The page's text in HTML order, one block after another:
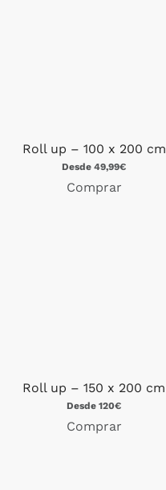
Roll up – 100 x 200 cm
Desde 49,99€
Comprar
Roll up – 150 x 200 cm
Desde 120€
Comprar